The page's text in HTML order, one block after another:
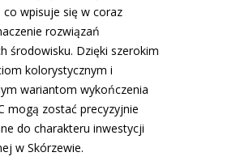
co wpisuje się w coraz
rozwiązań
środowisku. Dzięki szerokim
kolorystycznym i
wariantom wykończenia
mogą zostać precyzyjnie
do charakteru inwestycji
w Skórzewie.